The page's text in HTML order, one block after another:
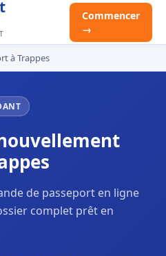
Commencer
→
à Trappes
de passeport en ligne
complet prêt en